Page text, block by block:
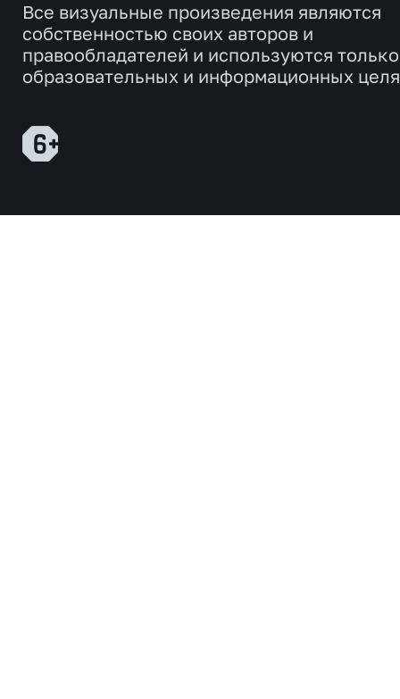
Все визуальные произведения являются
собственностью своих авторов и
правообладателей и используются
образовательных и информационных